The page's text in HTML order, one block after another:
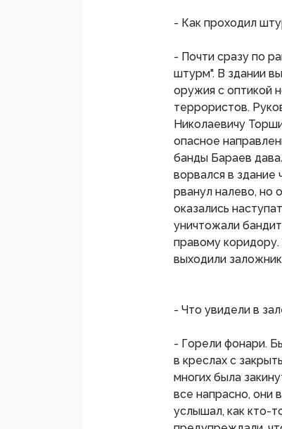
- Как проходил
- Почти сразу по
штурм". В здании
оружия с оптикой
террористов.
Николаевичу
опасное
банды Бараев
ворвался в здание
рванул налево, но
оказались
уничтожали
правому
выходили
- Что увидели в
- Горели фонари.
в креслах с
многих была
все напрасно, они
услышал, как кто-